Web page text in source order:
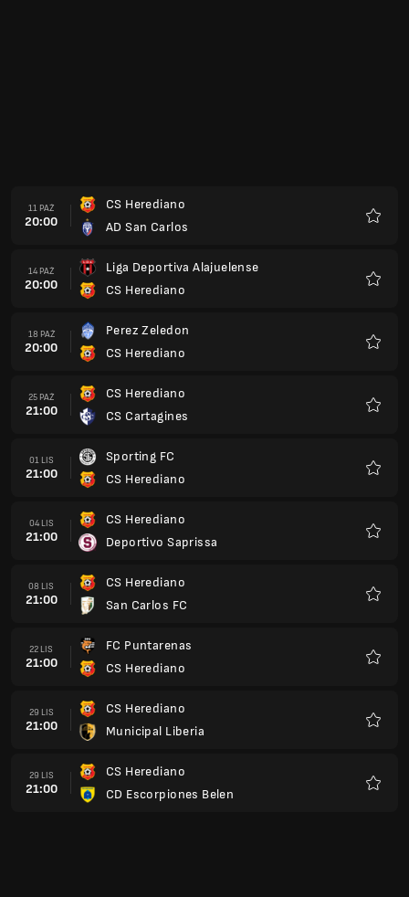
11 PAŹ
20:00
CS Herediano
AD San Carlos
14 PAŹ
20:00
Liga Deportiva Alajuelense
CS Herediano
18 PAŹ
20:00
Perez Zeledon
CS Herediano
25 PAŹ
21:00
CS Herediano
CS Cartagines
01 LIS
21:00
Sporting FC
CS Herediano
04 LIS
21:00
CS Herediano
Deportivo Saprissa
08 LIS
21:00
CS Herediano
San Carlos FC
22 LIS
21:00
FC Puntarenas
CS Herediano
29 LIS
21:00
CS Herediano
Municipal Liberia
29 LIS
21:00
CS Herediano
CD Escorpiones Belen